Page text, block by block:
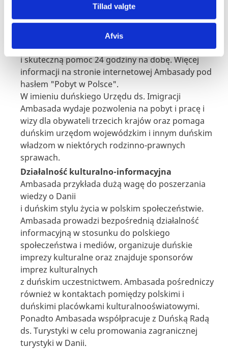
Tillad valgte
Afvis
przeprowadzeniu transferu pieniędzy na powrót
do domu oraz przy wydawaniu nowego paszportu.
W Ambasadzie działa także system dyżurów,
zapewniający obywatelom duńskim szybką
i skuteczną pomoc 24 godziny na dobę. Więcej
informacji na stronie internetowej Ambasady pod
hasłem "Pobyt w Polsce".
W imieniu duńskiego Urzędu ds. Imigracji
Ambasada wydaje pozwolenia na pobyt i pracę i
wizy dla obywateli trzecich krajów oraz pomaga
duńskim urzędom wojewódzkim i innym duńskim
władzom w niektórych rodzinno-prawnych
sprawach.
Działalność kulturalno-informacyjna
Ambasada przykłada dużą wagę do poszerzania
wiedzy o Danii
i duńskim stylu życia w polskim społeczeństwie.
Ambasada prowadzi bezpośrednią działalność
informacyjną w stosunku do polskiego
społeczeństwa i mediów, organizuje duńskie
imprezy kulturalne oraz znajduje sponsorów
imprez kulturalnych
z duńskim uczestnictwem. Ambasada pośredniczy
również w kontaktach pomiędzy polskimi i
duńskimi placówkami kulturalnooświatowymi.
Ponadto Ambasada współpracuje z Duńską Radą
ds. Turystyki w celu promowania zagranicznej
turystyki w Danii.